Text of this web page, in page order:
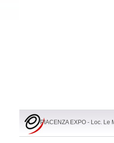
PIACENZA EXPO - Loc. Le